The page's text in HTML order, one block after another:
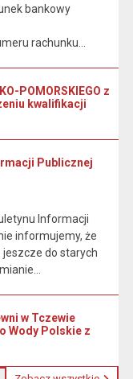
bankowy
rachunku...
POMORSKIEGO z
kwalifikacji
Publicznej
Informacji
informujemy, że
do starych
w Tczewie
Wody Polskie z